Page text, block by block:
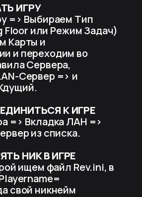
ИГРУ
=> Выбираем Тип
Floor или Режим Задач)
Карты и
и переходим во
Сервера,
Сервер => и
К ИГРЕ
=> Вкладка ЛАН =>
из списка.
НИК В ИГРЕ
ищем файл Rev.ini, в
свой никнейм